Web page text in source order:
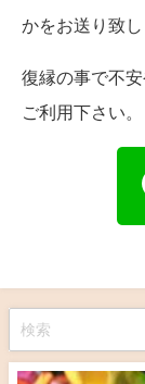
かをお送り致し
復縁の事で不
ご利用下さい。